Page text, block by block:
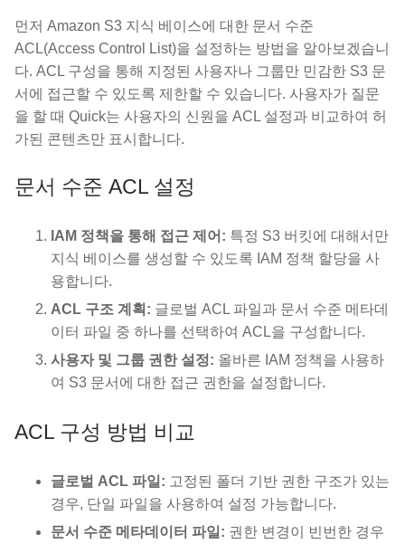
먼저 Amazon S3 지식 베이스에 대한 문서 수준
ACL(Access Control List)을 설정하는 방법을 알아보겠습니
다. ACL 구성을 통해 지정된 사용자나 그룹만 민감한 S3 문
서에 접근할 수 있도록 제한할 수 있습니다. 사용자가 질문
을 할 때 Quick는 사용자의 신원을 ACL 설정과 비교하여 허
가된 콘텐츠만 표시합니다.
문서 수준 ACL 설정
IAM 정책을 통해 접근 제어: 특정 S3 버킷에 대해서만
지식 베이스를 생성할 수 있도록 IAM 정책 할당을 사
용합니다.
ACL 구조 계획: 글로벌 ACL 파일과 문서 수준 메타데
이터 파일 중 하나를 선택하여 ACL을 구성합니다.
사용자 및 그룹 권한 설정: 올바른 IAM 정책을 사용하
여 S3 문서에 대한 접근 권한을 설정합니다.
ACL 구성 방법 비교
글로벌 ACL 파일: 고정된 폴더 기반 권한 구조가 있는
경우, 단일 파일을 사용하여 설정 가능합니다.
문서 수준 메타데이터 파일: 권한 변경이 빈번한 경우